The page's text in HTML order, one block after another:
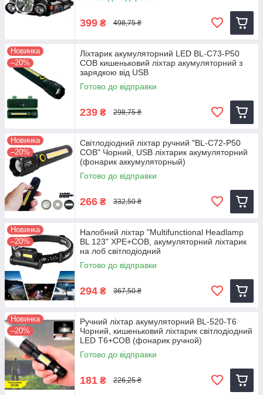
399 ₴ 498,75 ₴
Новинка
–20%
Ліхтарик акумуляторний LED BL-C73-P50
COB кишеньковий ліхтар акумуляторний з
зарядкою від USB
Готово до відправки
239 ₴ 298,75 ₴
Новинка
–20%
Світлодіодний ліхтар ручний "BL-C72-P50
COB" Чорний, USB ліхтарик акумуляторний
(фонарик аккумуляторный)
Готово до відправки
266 ₴ 332,50 ₴
Новинка
–20%
Налобний ліхтар "Multifunctional Headlamp
BL 123" XPE+COB, акумуляторний ліхтарик
на лоб світлодіодний
Готово до відправки
294 ₴ 367,50 ₴
Новинка
–20%
Ручний ліхтар акумуляторний BL-520-T6
Чорний, кишеньковий ліхтарик світлодіодний
LED T6+COB (фонарик ручной)
Готово до відправки
181 ₴ 226,25 ₴